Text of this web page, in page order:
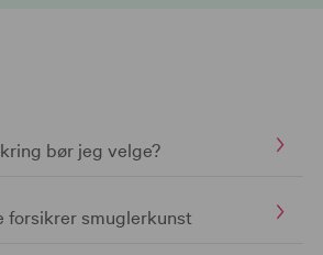
bør jeg velge?
forsikrer smuglerkunst